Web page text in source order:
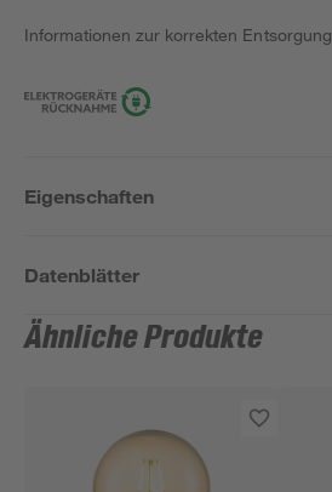
Informationen zur korrekten
Eigenschaften
Datenblätter
Ähnliche Produkte